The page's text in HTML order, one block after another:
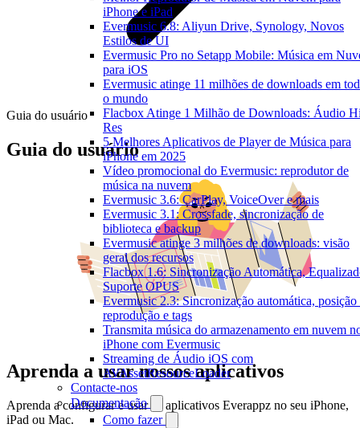
iPhone e iPad
Evermusic 6.8: Aliyun Drive, Synology, Novos
Estilos de UI
Evermusic Pro no Setapp Mobile: Música em
para iOS
Evermusic atinge 11 milhões de downloads em
o mundo
Flacbox Atinge 1 Milhão de Downloads: Áudio
Res
5 Melhores Aplicativos de Player de Música para
iPhone em 2025
Vídeo promocional do Evermusic: reprodutor de
música na nuvem
Evermusic 3.6: CarPlay, VoiceOver e mais
Evermusic 3.1: Crossfade, sincronização de
biblioteca e backup
Evermusic atinge 3 milhões de downloads: visão
geral dos recursos
Flacbox 1.6: Sincronização Automática,
Suporte OPUS
Evermusic 2.3: Sincronização automática, posição
reprodução e tags
Transmita música do armazenamento em nuvem
iPhone com Evermusic
Streaming de Áudio iOS com
AVAssetResourceLoader
Contacte-nos
Documentação
Como fazer
Guia do usuário
Guia do usuário
Aprenda a usar nossos aplicativos
Aprenda a configurar e usar os aplicativos Everappz no seu iPhone,
iPad ou Mac.